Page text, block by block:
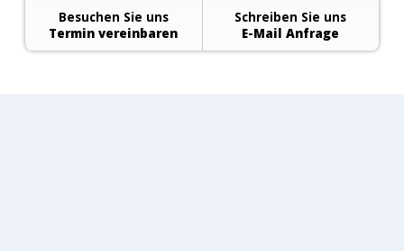
Besuchen Sie uns
Termin vereinbaren
Schreiben Sie uns
E-Mail Anfrage